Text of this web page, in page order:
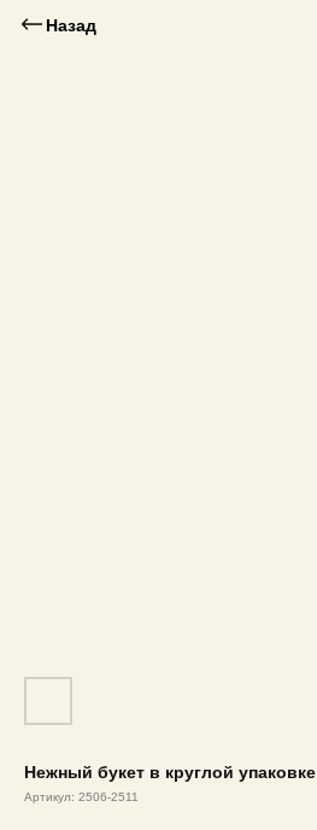
Назад
Нежный букет в круглой упаковке
Артикул: 2506-2511